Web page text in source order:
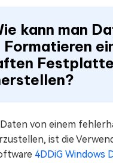
kann man
Formatieren
Festplatte
von einem
ist die
4DDiG Windows